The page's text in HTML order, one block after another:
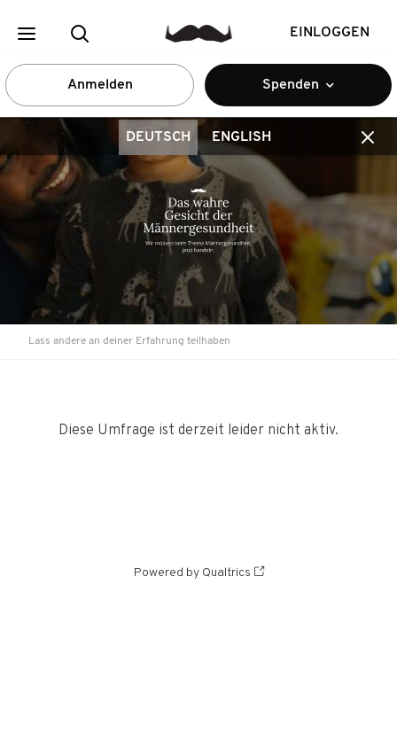
EINLOGGEN
Anmelden Spenden
DEUTSCH ENGLISH
Lass andere an deiner Erfahrung teilhaben